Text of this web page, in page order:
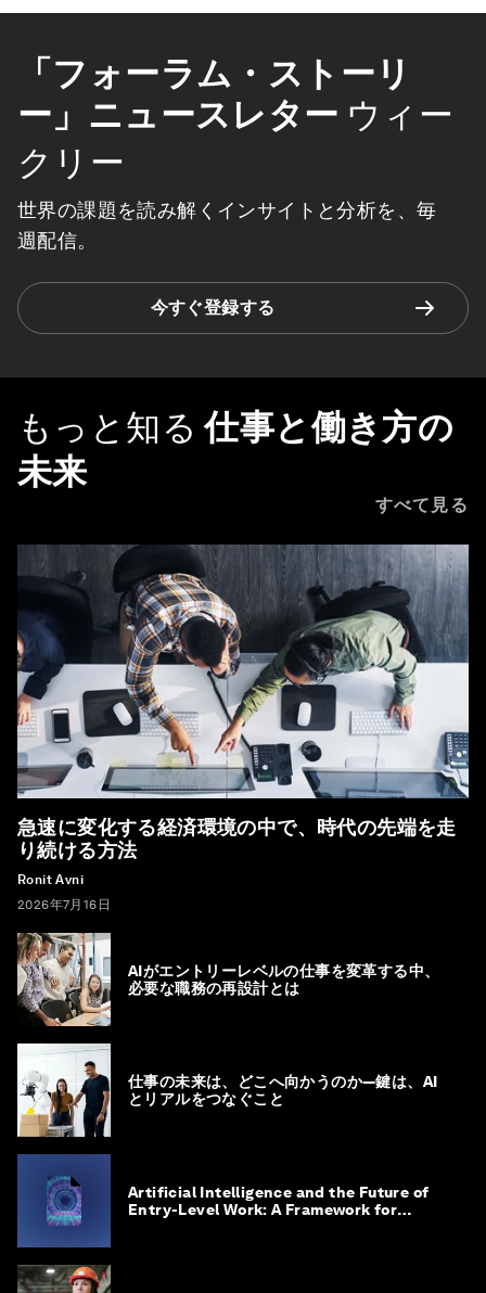
「フォーラム・ストーリ
ー」ニュースレター ウィー
クリー
世界の課題を読み解くインサイトと分析を、毎
週配信。
今すぐ登録する
もっと知る 仕事と働き方の
未来
すべて見る
急速に変化する経済環境の中で、時代の先端を走
り続ける方法
Ronit Avni
2026年7月16日
AIがエントリーレベルの仕事を変革する中、
必要な職務の再設計とは
仕事の未来は、どこへ向かうのか―鍵は、AI
とリアルをつなぐこと
Artificial Intelligence and the Future of
Entry-Level Work: A Framework for